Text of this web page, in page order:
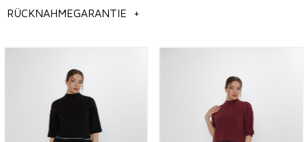
Anzüge zählen heute zu den trendigen und eleganten Stücken und
stilvollen Look. Zweiteilige Anzüge ziehen mit ihren Designs, die sich
jeder Jahreszeit anpassen, die Aufmerksamkeit der Käufer von
Großhandelsboutiquen auf sich. Mit ihrer Funktionalität, ihrem Komfort
und ihrer modernen Linienführung gehören Zweiteiler zu den Must-
haves in der Garderobe der Kunden.
RÜCKNAHMEGARANTIE +